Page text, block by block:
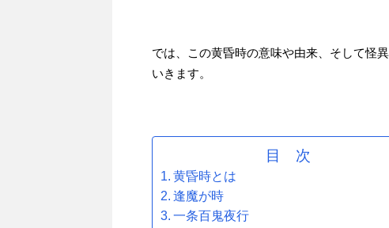
では、この黄昏時の意味や由来、そして怪
いきます。
目 次
黄昏時とは
逢魔が時
一条百鬼夜行